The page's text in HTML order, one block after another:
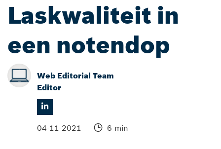
Laskwaliteit in
een notendop
Web Editorial Team
Editor
04-11-2021 6 min